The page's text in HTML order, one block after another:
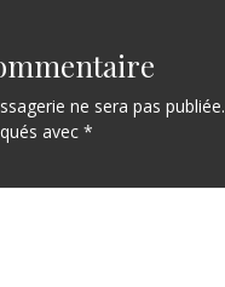
ne sera pas publiée.
avec *